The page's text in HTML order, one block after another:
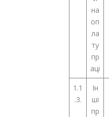
на
оп
ла
ту
пр
аці
1.1
.3.
Ін
ші
пр